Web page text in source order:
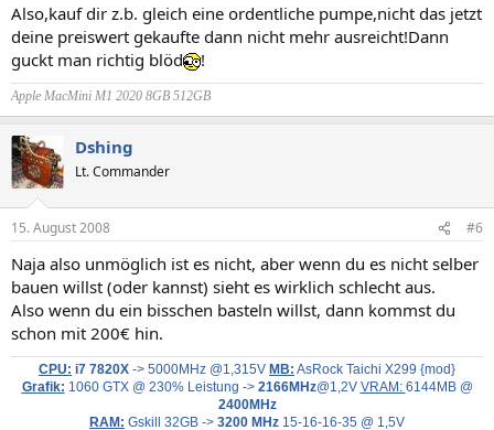
Also,kauf dir z.b. gleich eine ordentliche pumpe,nicht das jetzt
deine preiswert gekaufte dann nicht mehr ausreicht!Dann
guckt man richtig blöd
!
Apple MacMini M1 2020 8GB 512GB
Dshing
Lt. Commander
15. August 2008 #6
Naja also unmöglich ist es nicht, aber wenn du es nicht selber
bauen willst (oder kannst) sieht es wirklich schlecht aus.
Also wenn du ein bisschen basteln willst, dann kommst du
schon mit 200€ hin.
CPU: i7 7820X -> 5000MHz @1,315V MB: AsRock Taichi X299 {mod}
Grafik: 1060 GTX @ 230% Leistung -> 2166MHz@1,2V VRAM: 6144MB @
2400MHz
RAM: Gskill 32GB -> 3200 MHz 15-16-16-35 @ 1,5V